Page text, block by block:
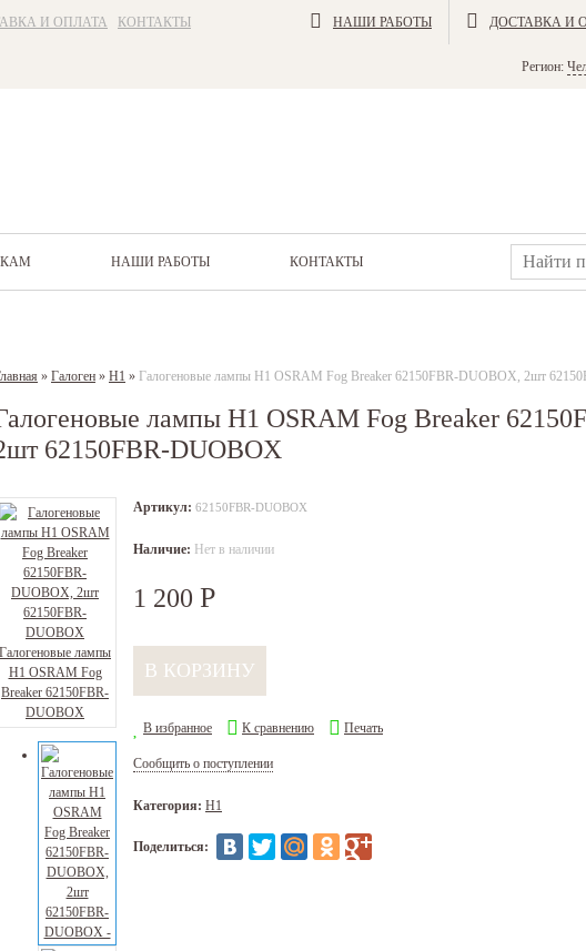
И ОПЛАТА КОНТАКТЫ НАШИ РАБОТЫ ДОСТАВКА И
Регион:
НАШИ РАБОТЫ КОНТАКТЫ
» Галоген » H1 » Галогеновые лампы H1 OSRAM Fog Breaker 62150FBR-DUOBOX, 2шт
лампы H1 OSRAM Fog Breaker
62150FBR-DUOBOX
Артикул: 62150FBR-DUOBOX
Наличие: Нет в наличии
1 200 Р
В избранное К сравнению Печать
Сообщить о поступлении
Категория: H1
Поделиться: